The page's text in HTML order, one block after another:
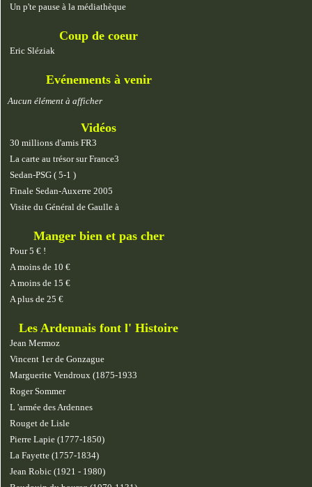
Un p'te pause à la médiathèque
Coup de coeur
Eric Sléziak
Evénements à venir
Aucun élément à afficher
Vidéos
30 millions d'amis FR3
La carte au trésor sur France3
Sedan-PSG ( 5-1 )
Finale Sedan-Auxerre 2005
Visite du Général de Gaulle à
Manger bien et pas cher
Pour 5 € !
A moins de 10 €
A moins de 15 €
A plus de 25 €
Les Ardennais font l' Histoire
Jean Mermoz
Vincent 1er de Gonzague
Marguerite Vendroux (1875-1933
Roger Sommer
L 'armée des Ardennes
Rouget de Lisle
Pierre Lapie (1777-1850)
La Fayette (1757-1834)
Jean Robic (1921 - 1980)